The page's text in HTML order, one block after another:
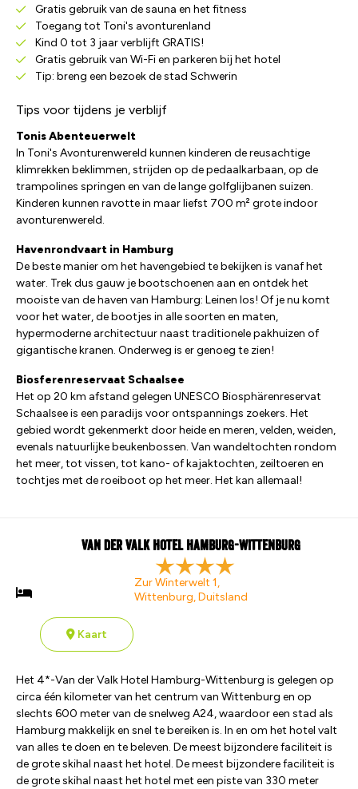
Gratis gebruik van de sauna en het fitness
Toegang tot Toni's avonturenland
Kind 0 tot 3 jaar verblijft GRATIS!
Gratis gebruik van Wi-Fi en parkeren bij het hotel
Tip: breng een bezoek de stad Schwerin
Tips voor tijdens je verblijf
Tonis Abenteuerwelt
In Toni's Avonturenwereld kunnen kinderen de reusachtige
klimrekken beklimmen, strijden op de pedaalkarbaan, op de
trampolines springen en van de lange golfglijbanen suizen.
Kinderen kunnen ravotte in maar liefst 700 m² grote indoor
avonturenwereld.
Havenrondvaart in Hamburg
De beste manier om het havengebied te bekijken is vanaf het
water. Trek dus gauw je bootschoenen aan en ontdek het
mooiste van de haven van Hamburg: Leinen los! Of je nu komt
voor het water, de bootjes in alle soorten en maten,
hypermoderne architectuur naast traditionele pakhuizen of
gigantische kranen. Onderweg is er genoeg te zien!
Biosferenreservaat Schaalsee
Het op 20 km afstand gelegen UNESCO Biosphärenreservat
Schaalsee is een paradijs voor ontspannings zoekers. Het
gebied wordt gekenmerkt door heide en meren, velden, weiden,
evenals natuurlijke beukenbossen. Van wandeltochten rondom
het meer, tot vissen, tot kano- of kajaktochten, zeiltoeren en
tochtjes met de roeiboot op het meer. Het kan allemaal!
Van der Valk Hotel Hamburg-Wittenburg
Zur Winterwelt 1,
Wittenburg, Duitsland
Kaart
Het 4*-Van der Valk Hotel Hamburg-Wittenburg is gelegen op
circa één kilometer van het centrum van Wittenburg en op
slechts 600 meter van de snelweg A24, waardoor een stad als
Hamburg makkelijk en snel te bereiken is. In en om het hotel valt
van alles te doen en te beleven. De meest bijzondere faciliteit is
de grote skihal naast het hotel. De meest bijzondere faciliteit is
de grote skihal naast het hotel met een piste van 330 meter